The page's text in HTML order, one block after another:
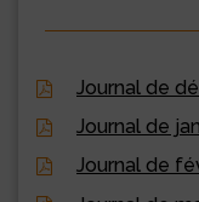
Journal de
Journal de
Journal de